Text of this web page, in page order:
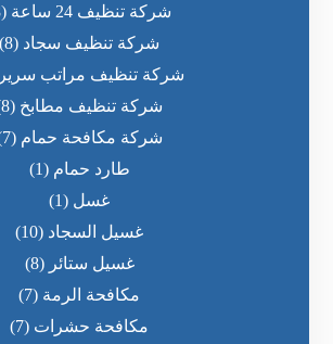
شركة تنظيف 24 ساعة
(8)
شركة تنظيف سجاد (8)
شركة تنظيف مراتب سرير
شركة تنظيف مطابخ (8)
شركة مكافحة حمام (7)
طارد حمام (1)
غسل (1)
غسيل السجاد (10)
غسيل ستائر (8)
مكافحة الرمة (7)
مكافحة حشرات (7)